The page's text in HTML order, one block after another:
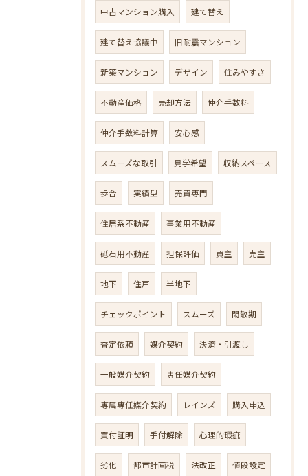
中古マンション購入 建て替え
建て替え協議中 旧耐震マンション
新築マンション デザイン 住みやすさ
不動産価格 売却方法 仲介手数料
仲介手数料計算 安心感
スムーズな取引 見学希望 収納スペース
歩合 実績型 売買専門
住居系不動産 事業用不動産
砥石用不動産 担保評価 買主 売主
地下 住戸 半地下
チェックポイント スムーズ 閑散期
査定依頼 媒介契約 決済・引渡し
一般媒介契約 専任媒介契約
専属専任媒介契約 レインズ 購入申込
買付証明 手付解除 心理的瑕疵
劣化 都市計画税 法改正 値段設定